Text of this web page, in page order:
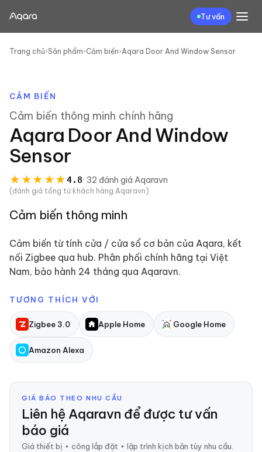
Tư vấn
Trang chủ›Sản phẩm›Cảm biến›Aqara Door And Window Sensor
CẢM BIẾN
Cảm biến thông minh chính hãng
Aqara Door And Window
Sensor
★ ★★ ★★4.8· 32 đánh giá Aqaravn
(đánh giá tổng từ khách hàng Aqaravn)
Cảm biến thông minh
Cảm biến từ tính cửa / cửa sổ cơ bản của Aqara, kết
nối Zigbee qua hub. Phân phối chính hãng tại Việt
Nam, bảo hành 24 tháng qua Aqaravn.
TƯƠNG THÍCH VỚI
Zigbee 3.0 Apple Home Google Home
Amazon Alexa
GIÁ BÁO THEO NHU CẦU
Liên hệ Aqaravn để được tư vấn
báo giá
Giá thiết bị + công lắp đặt + lập trình kịch bản tùy nhu cầu.